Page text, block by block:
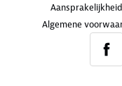
Aansprakelijkheid
Algemene